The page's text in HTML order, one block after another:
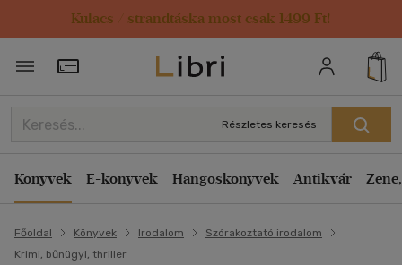
Kulacs / strandtáska most csak 1499 Ft!
Törzsvásárlói Kártya adatai
Részletes keresés
Könyvek E-könyvek Hangoskönyvek Antikvár
Főoldal Könyvek Irodalom
Szórakoztató irodalom
Krimi, bűnügyi, thriller